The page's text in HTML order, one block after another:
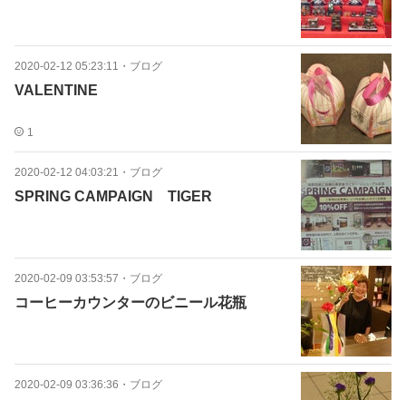
2020-02-12 05:23:11 ・ ブログ
VALENTINE
1
2020-02-12 04:03:21 ・ ブログ
SPRING CAMPAIGN TIGER
2020-02-09 03:53:57 ・ ブログ
コーヒーカウンターのビニール花瓶
2020-02-09 03:36:36 ・ ブログ